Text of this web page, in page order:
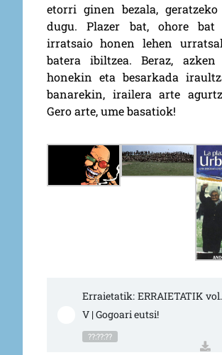
etorri ginen bezala, geratzeko
dugu. Plazer bat, ohore
irratsaio honen lehen
batera ibiltzea. Beraz,
honekin eta besarkada
banarekin, irailera arte
Gero arte, ume basatiok!
Erraietatik: ERRAIETATIK
V | Gogoari eutsi!
??:??:??